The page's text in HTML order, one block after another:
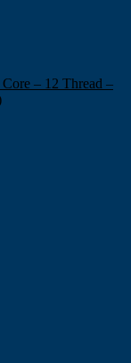
– 12 Thread –